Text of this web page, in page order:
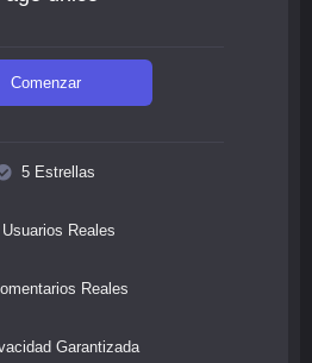
Comenzar
5 Estrellas
Usuarios Reales
Reales
Garantizada